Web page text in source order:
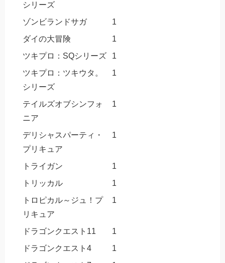
シリーズ
ゾンビランドサガ
1
ダイの大冒険
1
ツキプロ：SQシリーズ
1
ツキプロ：ツキウタ。
シリーズ
1
テイルズオブシンフォ
ニア
1
デリシャスパーティ・
プリキュア
1
トライガン
1
トリッカル
1
トロピカル～ジュ！プ
リキュア
1
ドラゴンクエスト11
1
ドラゴンクエスト4
1